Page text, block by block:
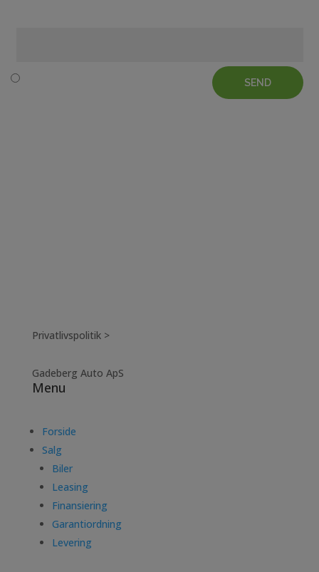
SEND
Privatlivspolitik >
Gadeberg Auto ApS
Menu
Forside
Salg
Biler
Leasing
Finansiering
Garantiordning
Levering